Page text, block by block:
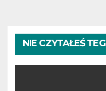
NIE CZYTAŁEŚ